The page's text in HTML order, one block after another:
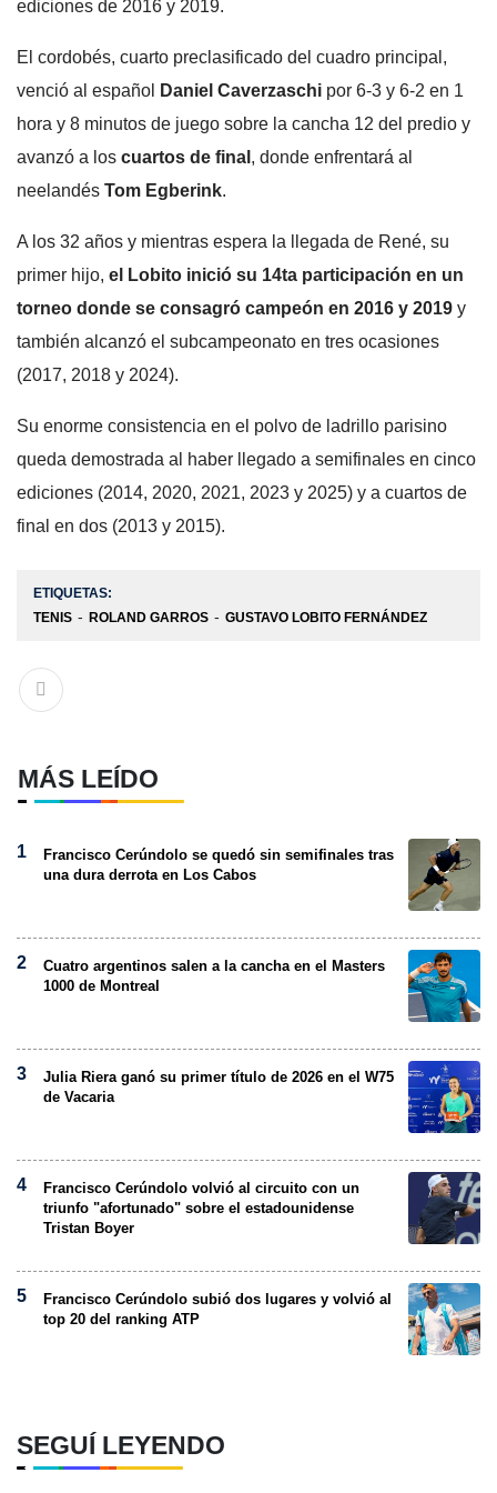
ediciones de 2016 y 2019.
El cordobés, cuarto preclasificado del cuadro principal,
venció al español
Daniel Caverzaschi por 6-3 y 6-2 en 1
hora y 8 minutos de juego sobre la cancha 12 del predio y
avanzó a los cuartos de final , donde enfrentará al
neelandés Tom Egberink.
A los 32 años y mientras espera la llegada de René, su
primer hijo, el Lobito inició su 14ta participación en un
torneo donde se consagró campeón en 2016 y 2019 y
también alcanzó el subcampeonato en tres ocasiones
(2017, 2018 y 2024).
Su enorme consistencia en el polvo de ladrillo parisino
queda demostrada al haber llegado a semifinales en cinco
ediciones (2014, 2020, 2021, 2023 y 2025) y a cuartos de
final en dos (2013 y 2015).
ETIQUETAS:
TENIS
ROLAND GARROS GUSTAVO LOBITO FERNÁNDEZ
MÁS LEÍDO
Francisco Cerúndolo se quedó sin semifinales tras
una dura derrota en Los Cabos
Cuatro argentinos salen a la cancha en el Masters
1000 de Montreal
Julia Riera ganó su primer título de 2026 en el W75
de Vacaria
Francisco Cerúndolo volvió al circuito con un
triunfo "afortunado" sobre el estadounidense
Tristan Boyer
Francisco Cerúndolo subió dos lugares y volvió al
top 20 del ranking ATP
SEGUÍ LEYENDO